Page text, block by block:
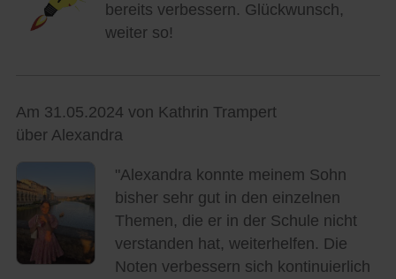
bereits verbessern. Glückwunsch,
weiter so!
Am 31.05.2024 von Kathrin Trampert
über Alexandra
"Alexandra konnte meinem Sohn
bisher sehr gut in den einzelnen
Themen, die er in der Schule nicht
verstanden hat, weiterhelfen. Die
Noten verbessern sich kontinuierlich